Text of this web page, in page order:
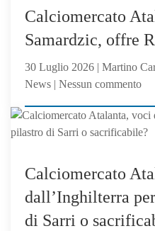
il
CALCIOMERCATO,
Calciomercato
Samardzic, offre
30 Luglio 2026 | Martino
News | Nessun commentosu
il
su
Calciomercato
dall’Inghilterra
di Sarri o